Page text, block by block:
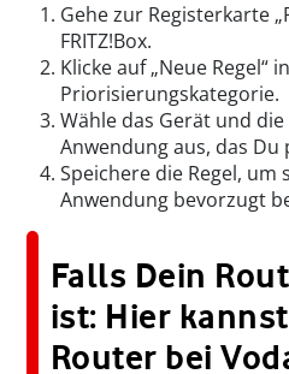
Gehe zur Registerkarte
FRITZ!Box.
Klicke auf „Neue Regel“
Priorisierungskategorie.
Wähle das Gerät und
Anwendung aus, das
Speichere die Regel,
Anwendung bevorzugt
Falls Dein
ist: Hier
Router bei